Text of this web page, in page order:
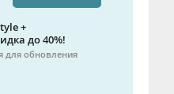
+
до 40%!
для обновления